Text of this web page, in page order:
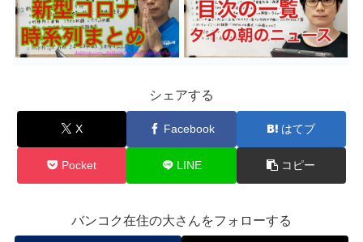
シェアする
X Facebook はてブ
Pocket LINE コピー
バンコク在住の大さんをフォローする